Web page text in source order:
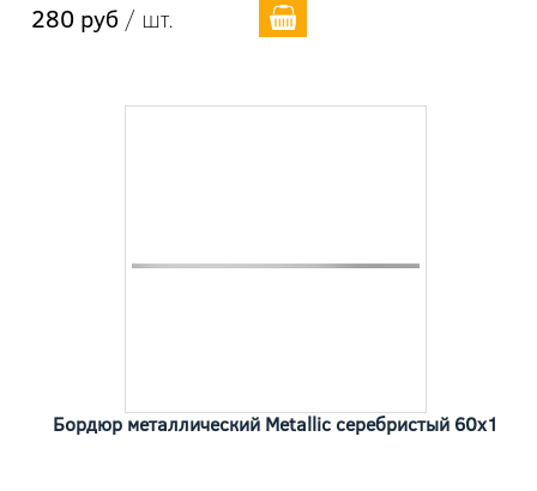
280 руб / шт.
Бордюр металлический Metallic серебристый 60x1